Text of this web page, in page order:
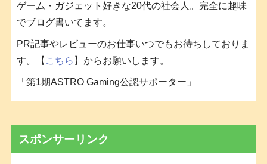
ゲーム・ガジェット好きな20代の社会人。完全に趣味
でブログ書いてます。
PR記事やレビューのお仕事いつでもお待ちしておりま
す。【 こちら 】からお願いします。
「第1期ASTRO Gaming公認サポーター」
スポンサーリンク